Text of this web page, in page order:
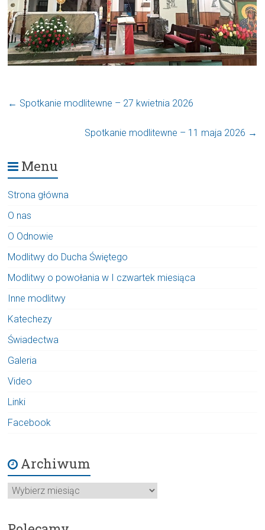
← Spotkanie modlitewne – 27 kwietnia 2026
Spotkanie modlitewne – 11 maja 2026 →
Menu
Strona główna
O nas
O Odnowie
Modlitwy do Ducha Świętego
Modlitwy o powołania w I czwartek miesiąca
Inne modlitwy
Katechezy
Świadectwa
Galeria
Video
Linki
Facebook
Archiwum
Archiwum